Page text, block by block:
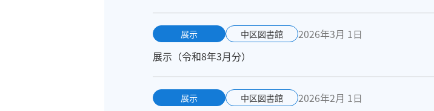
展示 中区図書館
2026年3月 1日
展示（令和8年3月分）
展示 中区図書館
2026年2月 1日